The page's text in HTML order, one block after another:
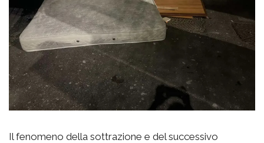
Il fenomeno della sottrazione e del successivo